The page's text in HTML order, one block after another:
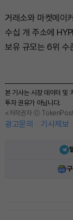
거래소와 마켓메이
수십 개 주소에
보유 규모는 6위 수
본 기사는 시장 데이터 및
투자 권유가 아닙니다.
<저작권자 ⓒ
광고문의 기사제보